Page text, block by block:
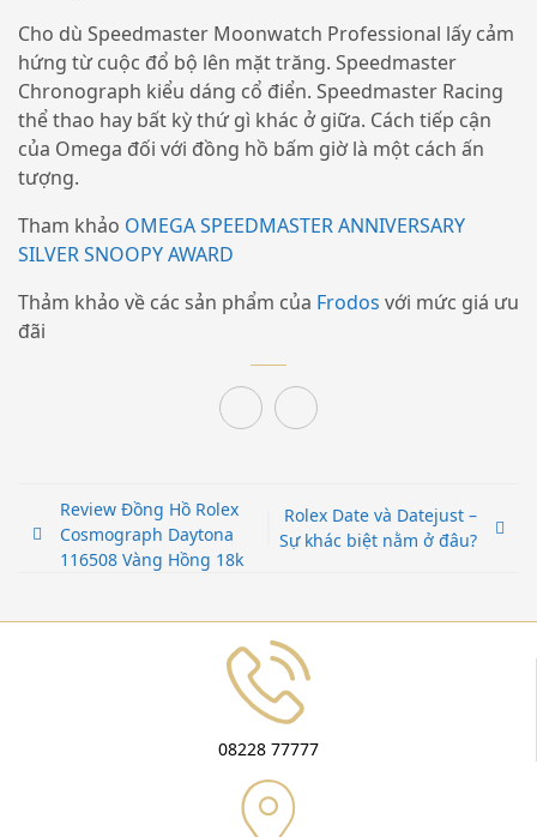
Cho dù Speedmaster Moonwatch Professional lấy cảm
hứng từ cuộc đổ bộ lên mặt trăng. Speedmaster
Chronograph kiểu dáng cổ điển. Speedmaster Racing
thể thao hay bất kỳ thứ gì khác ở giữa. Cách tiếp cận
của Omega đối với đồng hồ bấm giờ là một cách ấn
tượng.
Tham khảo OMEGA SPEEDMASTER ANNIVERSARY
SILVER SNOOPY AWARD
Thảm khảo về các sản phẩm của Frodos với mức giá ưu
đãi
Review Đồng Hồ Rolex
Cosmograph Daytona
116508 Vàng Hồng 18k
Rolex Date và Datejust –
Sự khác biệt nằm ở đâu?
08228 77777